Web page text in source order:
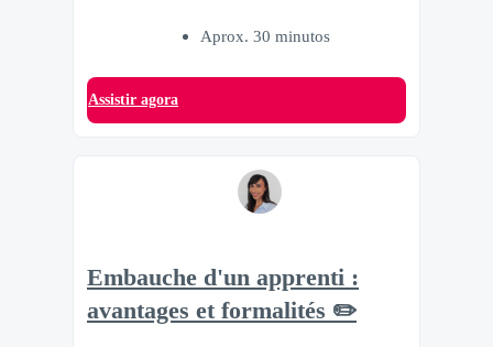
Aprox. 30 minutos
Assistir agora
Embauche d'un apprenti :
avantages et formalités ✏️